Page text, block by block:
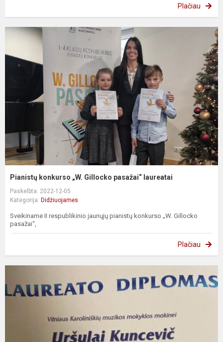
Plačiau
Pianistų konkurso „W. Gillocko pasažai“ laureatai
Paskelbta: 2022-12-05
Kategorija: Didžiuojamės
Sveikiname II respublikinio jaunųjų pianistų konkurso „W. Gillocko
pasažai“,
Plačiau